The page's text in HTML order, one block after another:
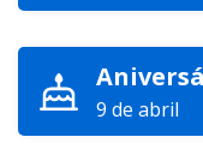
um só local onde,
Oliveira Ferraz já
esquerda do
9 de abril